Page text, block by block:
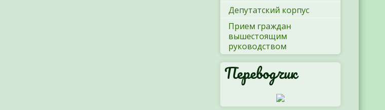
Депутатский корпус
Прием граждан
вышестоящим
руководством
Переводчик